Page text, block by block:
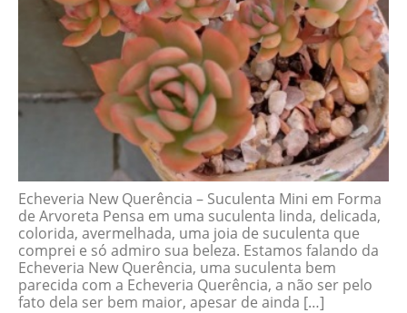
Echeveria New Querência – Suculenta Mini em Forma
de Arvoreta Pensa em uma suculenta linda, delicada,
colorida, avermelhada, uma joia de suculenta que
comprei e só admiro sua beleza. Estamos falando da
Echeveria New Querência, uma suculenta bem
parecida com a Echeveria Querência, a não ser pelo
fato dela ser bem maior, apesar de ainda […]